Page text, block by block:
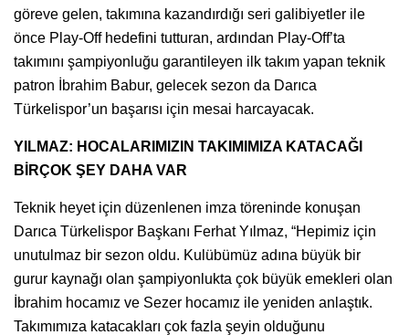
göreve gelen, takımına kazandırdığı seri galibiyetler ile
önce Play-Off hedefini tutturan, ardından Play-Off’ta
takımını şampiyonluğu garantileyen ilk takım yapan teknik
patron İbrahim Babur, gelecek sezon da Darıca
Türkelispor’un başarısı için mesai harcayacak.
YILMAZ: HOCALARIMIZIN TAKIMIMIZA KATACAĞI
BİRÇOK ŞEY DAHA VAR
Teknik heyet için düzenlenen imza töreninde konuşan
Darıca Türkelispor Başkanı Ferhat Yılmaz, “Hepimiz için
unutulmaz bir sezon oldu. Kulübümüz adına büyük bir
gurur kaynağı olan şampiyonlukta çok büyük emekleri olan
İbrahim hocamız ve Sezer hocamız ile yeniden anlaştık.
Takımımıza katacakları çok fazla şeyin olduğunu